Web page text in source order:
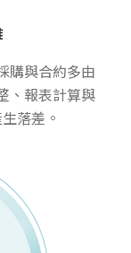
購與合約多由
、報表計算與
落差。